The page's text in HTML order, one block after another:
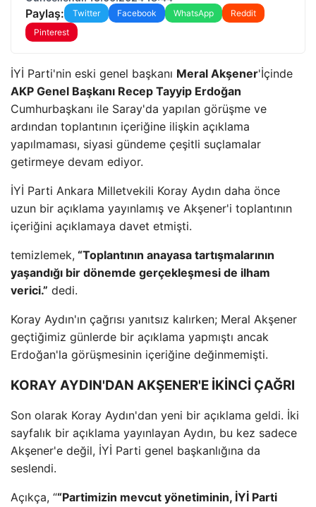
Paylaş: Twitter Facebook WhatsApp
Reddit
Pinterest
İYİ Parti'nin eski genel başkanı Meral Akşener'İçinde
AKP Genel Başkanı Recep Tayyip Erdoğan
Cumhurbaşkanı ile Saray'da yapılan görüşme ve
ardından toplantının içeriğine ilişkin açıklama
yapılmaması, siyasi gündeme çeşitli suçlamalar
getirmeye devam ediyor.
İYİ Parti Ankara Milletvekili Koray Aydın daha önce
uzun bir açıklama yayınlamış ve Akşener'i toplantının
içeriğini açıklamaya davet etmişti.
temizlemek, “Toplantının anayasa tartışmalarının
yaşandığı bir dönemde gerçekleşmesi de ilham
verici.” dedi.
Koray Aydın'ın çağrısı yanıtsız kalırken; Meral Akşener
geçtiğimiz günlerde bir açıklama yapmıştı ancak
Erdoğan'la görüşmesinin içeriğine değinmemişti.
KORAY AYDIN'DAN AKŞENER'E İKİNCİ ÇAĞRI
Son olarak Koray Aydın'dan yeni bir açıklama geldi. İki
sayfalık bir açıklama yayınlayan Aydın, bu kez sadece
Akşener'e değil, İYİ Parti genel başkanlığına da
seslendi.
Açıkça, ““Partimizin mevcut yönetiminin, İYİ Parti